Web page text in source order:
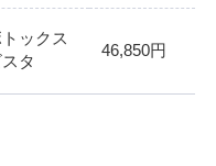
ックス
スタ
46,850円